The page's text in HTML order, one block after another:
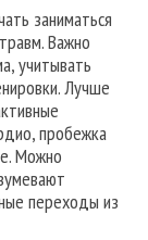
заниматься
Важно
учитывать
Лучше
пробежка
Можно
переходы из